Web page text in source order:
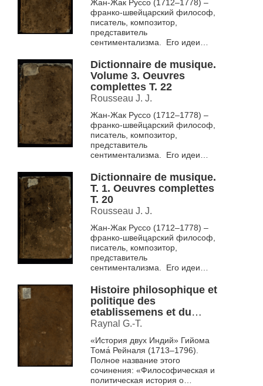
Жан-Жак Руссо (1712–1778) –
франко-швейцарский философ,
писатель, композитор,
представитель
сентиментализма. Его идеи
Просвещения. Считается
предтечей...
Dictionnaire de musique.
Volume 3. Oeuvres
complettes T. 22
Rousseau J. J.
Жан-Жак Руссо (1712–1778) –
франко-швейцарский философ,
писатель, композитор,
представитель
сентиментализма. Его идеи
Просвещения. Считается
предтечей...
Dictionnaire de musique.
Т. 1. Oeuvres complettes
T. 20
Rousseau J. J.
Жан-Жак Руссо (1712–1778) –
франко-швейцарский философ,
писатель, композитор,
представитель
сентиментализма. Его идеи
Просвещения. Считается
предтечей...
Histoire philosophique et
politique des
etablissemens et du
commerce des
Europeens dans les deux
Indes T. 1
Raynal G.-T.
«История двух Индий» Гийома
Тома́ Рейналя (1713–1796).
Полное название этого
сочинения: «Философическая и
политическая история о